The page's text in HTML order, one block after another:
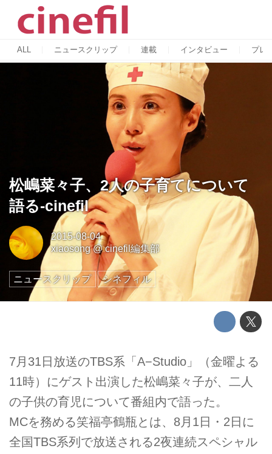
ALL ニュースクリップ 連載 インタビュー プレ
松嶋菜々子、2人の子育てについて
語る-cinefil
2015-08-04
xiaosong@cinefil編集部
ニュースクリップ シネフィル
7月31日放送のTBS系「A−Studio」（金曜よる
11時）にゲスト出演した松嶋菜々子が、二人
の子供の育児について番組内で語った。
MCを務める笑福亭鶴瓶とは、8月1日・2日に
全国TBS系列で放送される2夜連続スペシャル